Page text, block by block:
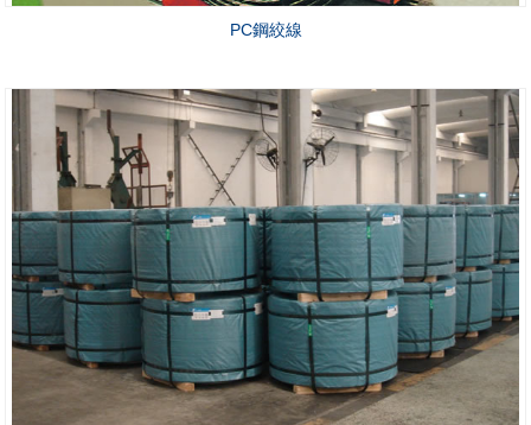
PC鋼絞線